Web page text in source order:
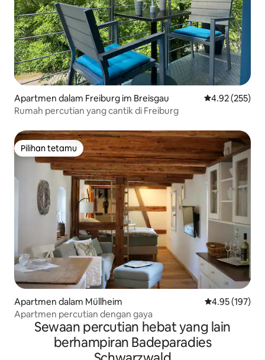
Apartmen dalam Freiburg im Breisgau Penarafan
4.92 (255)
Rumah percutian yang cantik di Freiburg
Pilihan tetamu
Pilihan tetamu
Apartmen dalam Müllheim Penarafan
4.95 (197)
Apartmen percutian dengan gaya
Sewaan percutian hebat yang lain
berhampiran Badeparadies